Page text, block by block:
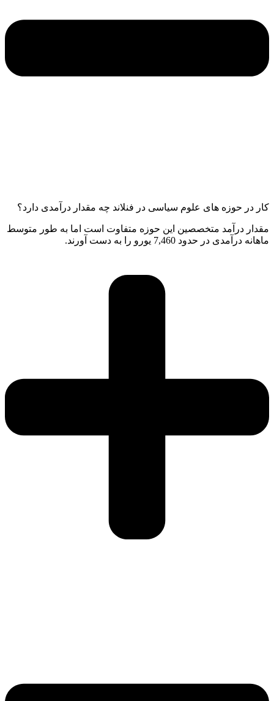
کار در حوزه های علوم سیاسی در فنلاند چه مقدار درآمدی دارد؟
مقدار درآمد متخصصین این حوزه متفاوت است اما به طور متوسط
ماهانه درآمدی در حدود 7,460 یورو را به دست آورند.